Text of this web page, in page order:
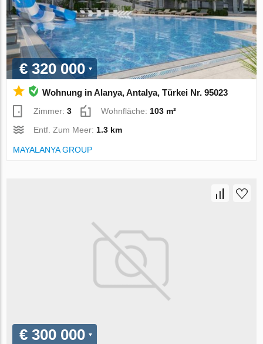
€ 320 000
Wohnung in Alanya, Antalya, Türkei Nr. 95023
Zimmer:3 Wohnfläche: 103 m²
Entf. Zum Meer: 1.3 km
MAYALANYA GROUP
€ 300 000